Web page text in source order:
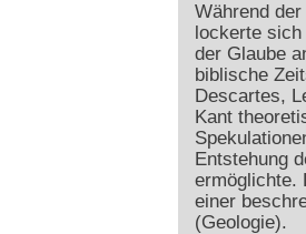
Während
lockerte
der Glaube
biblische
Descartes,
Kant
Entstehung
ermöglichte.
einer
(Geologie).